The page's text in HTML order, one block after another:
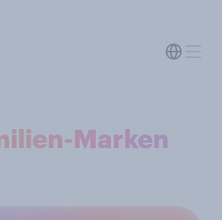
Marken